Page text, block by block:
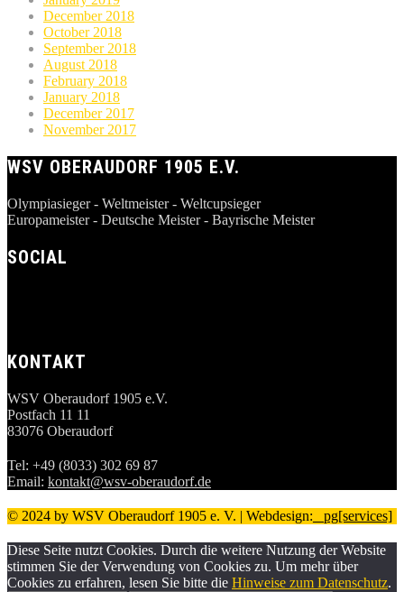
December 2018
October 2018
September 2018
August 2018
February 2018
January 2018
December 2017
November 2017
WSV OBERAUDORF 1905 E.V.
Olympiasieger - Weltmeister - Weltcupsieger
Europameister - Deutsche Meister - Bayrische Meister
SOCIAL
KONTAKT
WSV Oberaudorf 1905 e.V.
Postfach 11 11
83076 Oberaudorf
Tel: +49 (8033) 302 69 87
Email: kontakt@wsv-oberaudorf.de
© 2024 by WSV Oberaudorf 1905 e. V. | Webdesign: _ pg[services]
Diese Seite nutzt Cookies. Durch die weitere Nutzung der Website
stimmen Sie der Verwendung von Cookies zu. Um mehr über
Cookies zu erfahren, lesen Sie bitte die Hinweise zum Datenschutz.